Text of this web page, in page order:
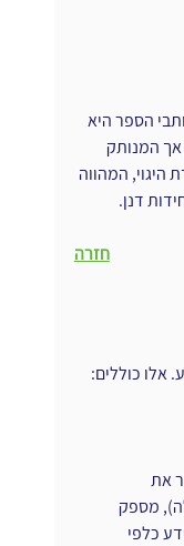
הספר היא
אך המנותק
היגוי, המהווה
דנן.
חזרה
אלו כוללים:
את
מספק
כלפי